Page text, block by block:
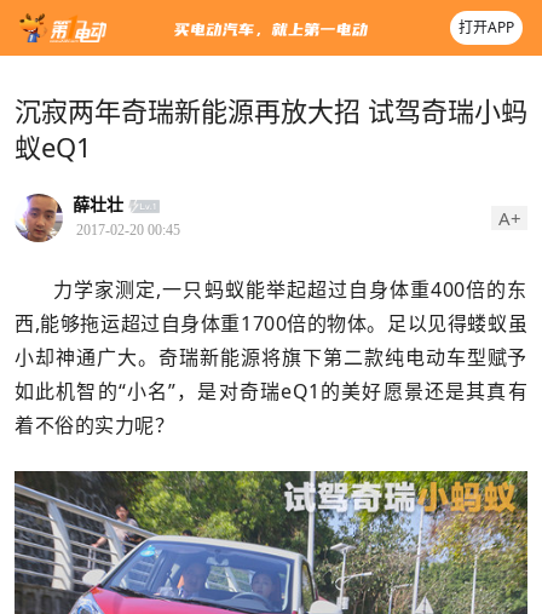
打开APP
沉寂两年奇瑞新能源再放大招 试驾奇瑞小蚂
蚁eQ1
薛壮壮
2017-02-20 00:45 A+
力学家测定,一只蚂蚁能举起超过自身体重400倍的东
西,能够拖运超过自身体重1700倍的物体。足以见得蝼蚁虽
小却神通广大。奇瑞新能源将旗下第二款纯电动车型赋予
如此机智的“小名”，是对奇瑞eQ1的美好愿景还是其真有
着不俗的实力呢？